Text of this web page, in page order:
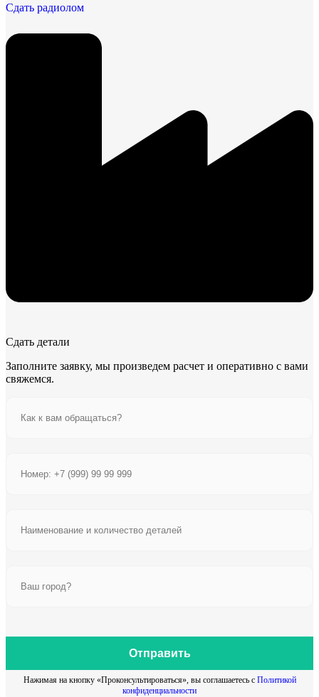
Сдать радиолом
Сдать детали
Заполните заявку, мы произведем расчет и оперативно с вами
свяжемся.
Отправить
Нажимая на кнопку «Проконсультироваться», вы соглашаетесь с Политикой
конфиденциальности